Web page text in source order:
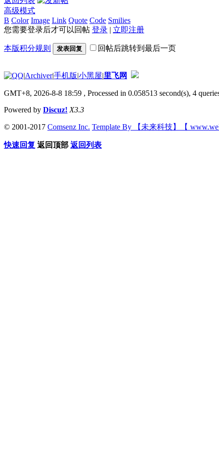
高级模式
B Color Image Link Quote Code Smilies
您需要登录后才可以回帖 登录 | 立即注册
本版积分规则 发表回复 回帖后跳转到最后一页
|Archiver|手机版|小黑屋|里飞网
GMT+8, 2026-8-8 18:59 , Processed in 0.058513 second(s), 4
Powered by Discuz! X3.3
© 2001-2017 Comsenz Inc. Template By 【未来科技】【
快速回复 返回顶部 返回列表